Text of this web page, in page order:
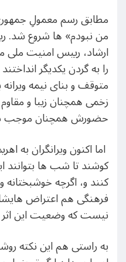
مطابق رسم معمولِ
من نبودم» ها شروع شد.
ارشاد، رییس امنیت
را به گردن یکدیگر
متوقف و بنای نیمه
زخمی همچنان زیبا و
حضورش همچنان موجب
اما اکنون ويرانگران به
کوشند تا شب ها بتوانند
کنند و، اگرچه خوشبختانه
فرهنگی هم اعتراض
نیست که وضعیت این اثر
به راستی هم اين نکته